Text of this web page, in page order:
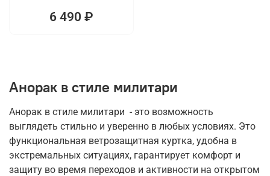
6 490 ₽
Анорак в стиле милитари
Анорак в стиле милитари - это возможность
выглядеть стильно и уверенно в любых условиях. Это
функциональная ветрозащитная куртка, удобна в
экстремальных ситуациях, гарантирует комфорт и
защиту во время переходов и активности на открытом